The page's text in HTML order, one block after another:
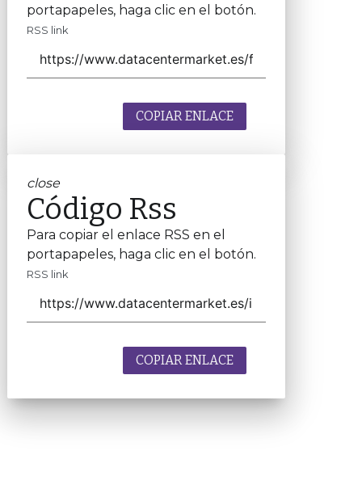
portapapeles, haga clic en el botón.
RSS link
COPIAR ENLACE
close
Código Rss
Para copiar el enlace RSS en el
portapapeles, haga clic en el botón.
RSS link
COPIAR ENLACE